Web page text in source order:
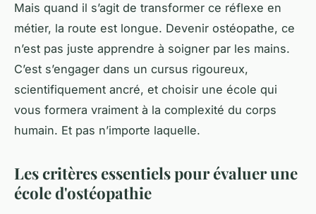
Mais quand il s’agit de transformer ce réflexe en
métier, la route est longue. Devenir ostéopathe, ce
n’est pas juste apprendre à soigner par les mains.
C’est s’engager dans un cursus rigoureux,
scientifiquement ancré, et choisir une école qui
vous formera vraiment à la complexité du corps
humain. Et pas n’importe laquelle.
Les critères essentiels pour évaluer une
école d'ostéopathie